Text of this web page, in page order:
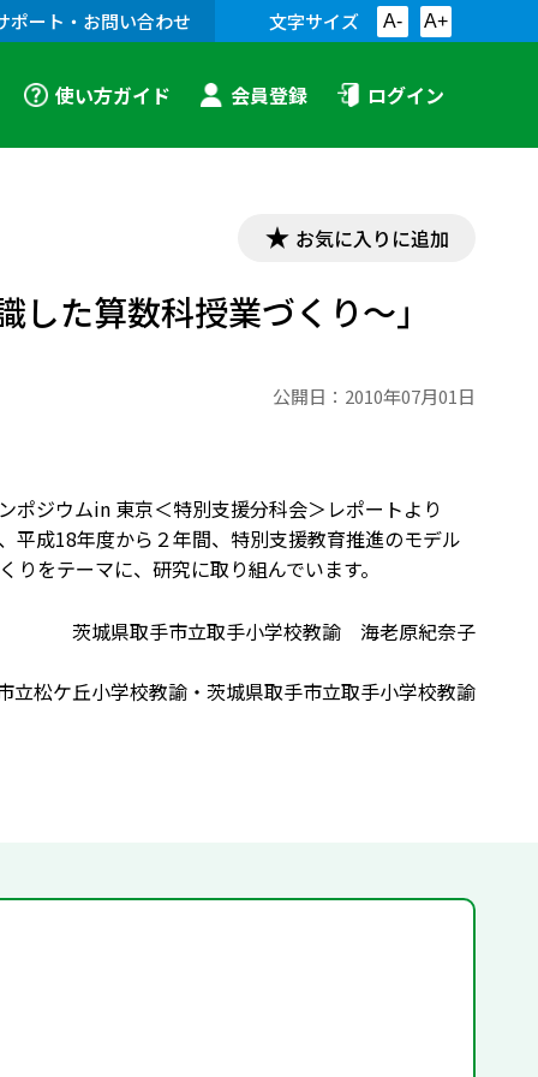
ポート・お問い合わせ 文字サイズ A- A+
使い方ガイド 会員登録 ログイン
お気に入りに追加
た算数科授業づくり～」
公開日： 2010年07月01日
ポジウムin 東京＜特別支援分科会＞レポートより
平成18年度から２年間、特別支援教育推進のモデル
をテーマに、研究に取り組んでいます。
茨城県取手市立取手小学校教諭 海老原紀奈子
松ケ丘小学校教諭・茨城県取手市立取手小学校教諭